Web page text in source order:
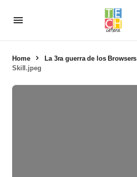
Home La 3ra guerra de los Browsers
Skill.jpeg